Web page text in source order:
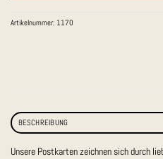
Artikelnummer: 1170
BESCHREIBUNG
Unsere Postkarten zeichnen sich durch